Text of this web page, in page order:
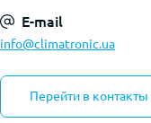
E-mail
info@climatronic.ua
Перейти в контакты